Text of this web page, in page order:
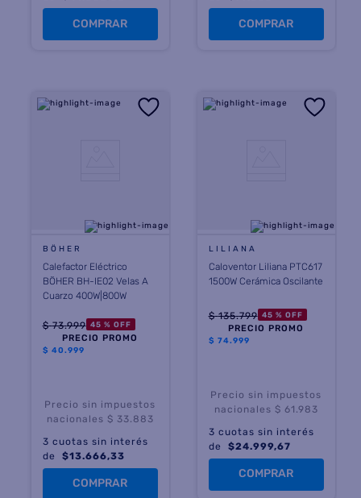
COMPRAR COMPRAR
BÖHER
Calefactor Eléctrico
BÖHER BH-IE02 Velas A
Cuarzo 400W|800W
$ 73.999 45 % OFF
PRECIO PROMO
$ 40.999
Precio sin impuestos
nacionales $ 33.883
3 cuotas sin interés
de $13.666,33
COMPRAR
LILIANA
Caloventor Liliana PTC617
1500W Cerámica Oscilante
$ 135.799 45 % OFF
PRECIO PROMO
$ 74.999
Precio sin impuestos
nacionales $ 61.983
3 cuotas sin interés
de $24.999,67
COMPRAR